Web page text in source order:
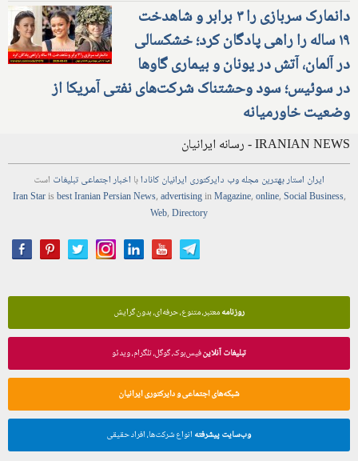
دانمارک سربازی را ۳ برابر و شاهدخت
۱۹ ساله را راهی پادگان کرد؛ خشکسالی
در آلمان، آتش در یونان و بیماری گاوها
در سوئیس؛ سود وحشتناک شرکت‌های نفتی آمریکا از
وضعیت خاورمیانه
IRANIAN NEWS - رسانه ایرانیان
ایران استاربهترین مجلهوب دایرکتوری ایرانیان کانادابا اخباراجتماعیتبلیغات است
Iran Starisbest Iranian PersianNews,advertisinginMagazine,online,Social Business,
Web,Directory
روزنامهمعتبر، متنوع، حرفه‌ای، بدون گرایش
تبلیغات آنلاینفیس‌بوک، گوگل، تلگرام، ویدئو
شبکه‌های اجتماعی و دایرکتوری ایرانیان
وب‌سایت پیشرفته انواع شرکت‌ها، افراد حقیقی